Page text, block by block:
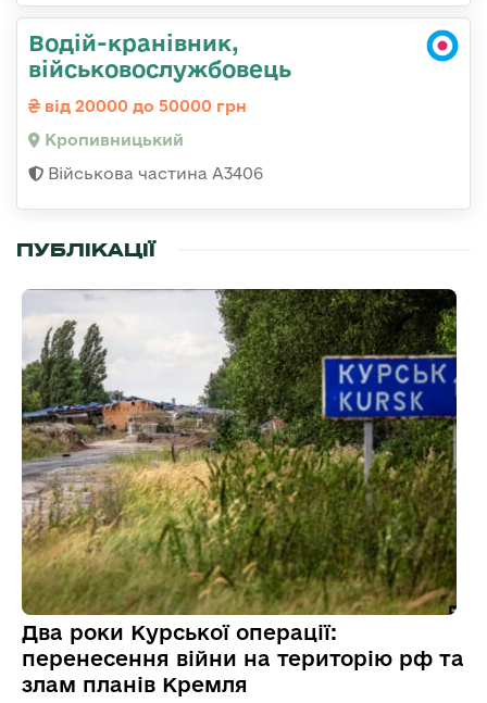
Водій-кранівник,
військовослужбовець
від 20000 до 50000 грн
Кропивницький
Військова частина А3406
ПУБЛІКАЦІЇ
Два роки Курської операції:
перенесення війни на територію рф та
злам планів Кремля